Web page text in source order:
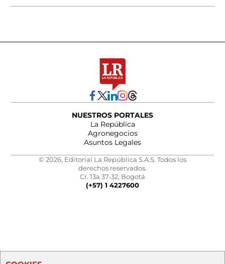
NUESTROS PORTALES
La República
Agronegocios
Asuntos Legales
© 2026, Editorial La República S.A.S. Todos los
derechos reservados.
Cr. 13a 37-32, Bogotá
(+57) 1 4227600